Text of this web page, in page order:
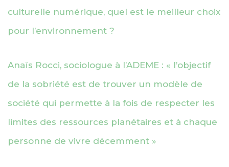
culturelle numérique, quel est le meilleur choix
pour l’environnement ?
Anaïs Rocci, sociologue à l’ADEME : « l’objectif
de la sobriété est de trouver un modèle de
société qui permette à la fois de respecter les
limites des ressources planétaires et à chaque
personne de vivre décemment »